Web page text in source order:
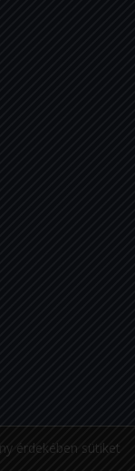
érdekében sütiket